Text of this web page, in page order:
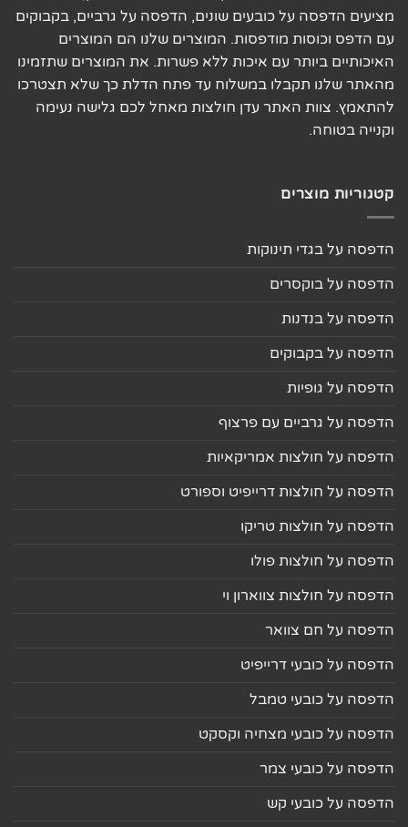
מציעים הדפסה על כובעים שונים, הדפסה על גרביים, בקבוקים
עם הדפס וכוסות מודפסות. המוצרים שלנו הם המוצרים
האיכותיים ביותר עם איכות ללא פשרות. את המוצרים שתזמינו
מהאתר שלנו תקבלו במשלוח עד פתח הדלת כך שלא תצטרכו
להתאמץ. צוות האתר עדן חולצות מאחל לכם גלישה נעימה
וקנייה בטוחה.
קטגוריות מוצרים
הדפסה על בגדי תינוקות
הדפסה על בוקסרים
הדפסה על בנדנות
הדפסה על בקבוקים
הדפסה על גופיות
הדפסה על גרביים עם פרצוף
הדפסה על חולצות אמריקאיות
הדפסה על חולצות דרייפיט וספורט
הדפסה על חולצות טריקו
הדפסה על חולצות פולו
הדפסה על חולצות צווארון וי
הדפסה על חם צוואר
הדפסה על כובעי דרייפיט
הדפסה על כובעי טמבל
הדפסה על כובעי מצחיה וקסקט
הדפסה על כובעי צמר
הדפסה על כובעי קש